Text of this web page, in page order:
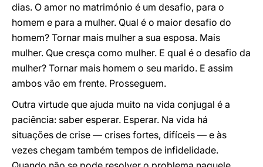
dias. O amor no matrimónio é um desafio, para o
homem e para a mulher. Qual é o maior desafio do
homem? Tornar mais mulher a sua esposa. Mais
mulher. Que cresça como mulher. E qual é o desafio da
mulher? Tornar mais homem o seu marido. E assim
ambos vão em frente. Prosseguem.
Outra virtude que ajuda muito na vida conjugal é a
paciência: saber esperar. Esperar. Na vida há
situações de crise — crises fortes, difíceis — e às
vezes chegam também tempos de infidelidade.